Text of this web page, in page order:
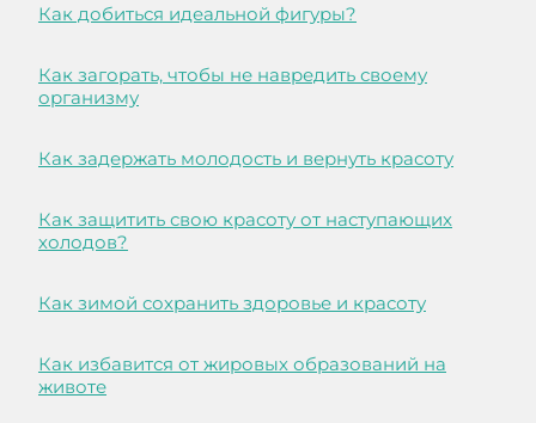
Как добиться идеальной фигуры?
Как загорать, чтобы не навредить своему
организму
Как задержать молодость и вернуть красоту
Как защитить свою красоту от наступающих
холодов?
Как зимой сохранить здоровье и красоту
Как избавится от жировых образований на
животе